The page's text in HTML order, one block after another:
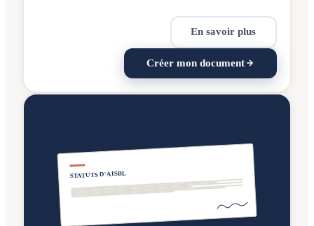
En savoir plus
Créer mon document
STATUTS D'AISBL